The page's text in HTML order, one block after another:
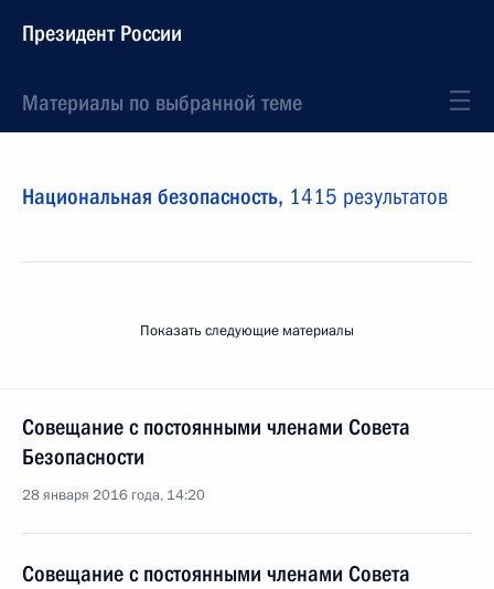
Президент России
Материалы по выбранной теме
Национальная безопасность, 1415 результатов
Показать следующие материалы
Совещание с постоянными членами Совета
Безопасности
28 января 2016 года, 14:20
Совещание с постоянными членами Совета